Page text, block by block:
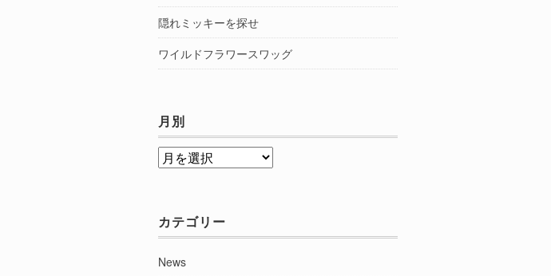
隠れミッキーを探せ
ワイルドフラワースワッグ
月別
月
カテゴリー
News